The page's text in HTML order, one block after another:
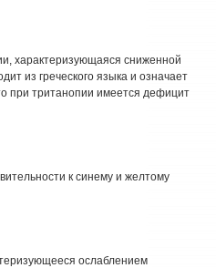
характеризующаяся сниженной
из греческого языка и означает
при тританопии имеется дефицит
к синему и желтому
ослаблением